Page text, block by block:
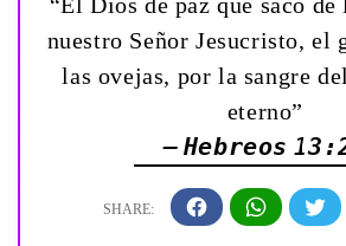
nuestro Señor Jesucristo, el
las ovejas, por la sangre
eterno”
— Hebreos